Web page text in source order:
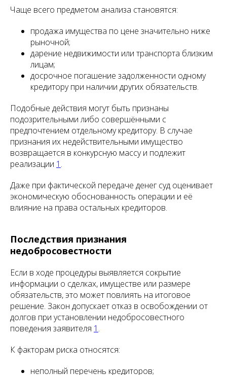
Чаще всего предметом анализа становятся:
продажа имущества по цене значительно ниже
рыночной;
дарение недвижимости или транспорта близким
лицам;
досрочное погашение задолженности одному
кредитору при наличии других обязательств.
Подобные действия могут быть признаны
подозрительными либо совершёнными с
предпочтением отдельному кредитору. В случае
признания их недействительными имущество
возвращается в конкурсную массу и подлежит
реализации 1 .
Даже при фактической передаче денег суд оценивает
экономическую обоснованность операции и её
влияние на права остальных кредиторов.
Последствия признания
недобросовестности
Если в ходе процедуры выявляется сокрытие
информации о сделках, имуществе или размере
обязательств, это может повлиять на итоговое
решение. Закон допускает отказ в освобождении от
долгов при установлении недобросовестного
поведения заявителя 1 .
К факторам риска относятся:
неполный перечень кредиторов;